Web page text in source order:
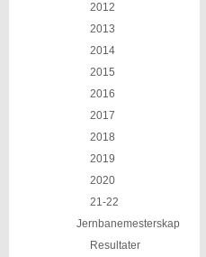
2012
2013
2014
2015
2016
2017
2018
2019
2020
21-22
Jernbanemesterskap
Resultater